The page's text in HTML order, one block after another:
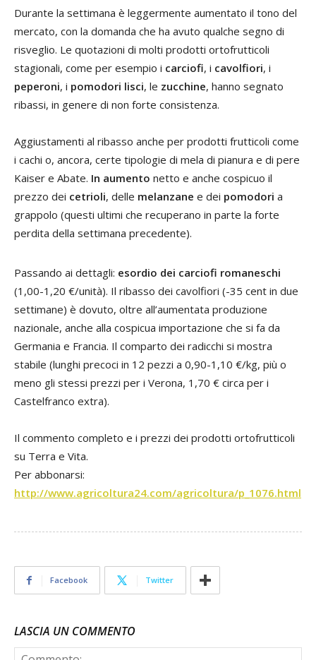
Durante la settimana è leggermente aumentato il tono del
mercato, con la domanda che ha avuto qualche segno di
risveglio. Le quotazioni di molti prodotti ortofrutticoli
stagionali, come per esempio i carciofi, i cavolfiori, i
peperoni, i pomodori lisci, le zucchine, hanno segnato
ribassi, in genere di non forte consistenza.
Aggiustamenti al ribasso anche per prodotti frutticoli come
i cachi o, ancora, certe tipologie di mela di pianura e di pere
Kaiser e Abate. In aumento netto e anche cospicuo il
prezzo dei cetrioli, delle melanzane e dei pomodori a
grappolo (questi ultimi che recuperano in parte la forte
perdita della settimana precedente).
Passando ai dettagli: esordio dei carciofi romaneschi
(1,00-1,20 €/unità). Il ribasso dei cavolfiori (-35 cent in due
settimane) è dovuto, oltre all’aumentata produzione
nazionale, anche alla cospicua importazione che si fa da
Germania e Francia. Il comparto dei radicchi si mostra
stabile (lunghi precoci in 12 pezzi a 0,90-1,10 €/kg, più o
meno gli stessi prezzi per i Verona, 1,70 € circa per i
Castelfranco extra).
Il commento completo e i prezzi dei prodotti ortofrutticoli
su Terra e Vita.
Per abbonarsi:
http://www.agricoltura24.com/agricoltura/p_1076.html
Facebook Twitter
LASCIA UN COMMENTO